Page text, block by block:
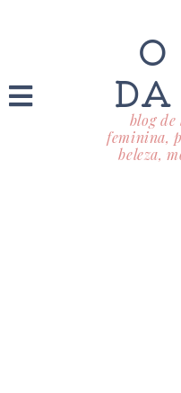
blog de
feminina,
beleza,